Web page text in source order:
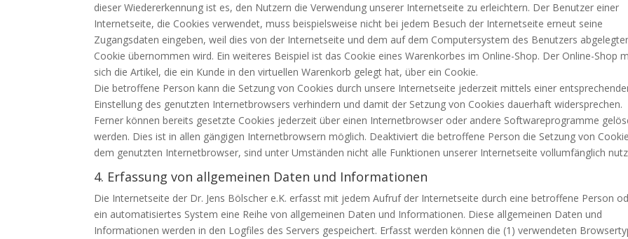
dieser Wiedererkennung ist es, den Nutzern die Verwendung unserer Internetseite zu erleichtern. Der Benutzer einer
Internetseite, die Cookies verwendet, muss beispielsweise nicht bei jedem Besuch der Internetseite erneut seine
Zugangsdaten eingeben, weil dies von der Internetseite und dem auf dem Computersystem des Benutzers
Cookie übernommen wird. Ein weiteres Beispiel ist das Cookie eines Warenkorbes im Online-Shop. Der Online-Shop
sich die Artikel, die ein Kunde in den virtuellen Warenkorb gelegt hat, über ein Cookie.
Die betroffene Person kann die Setzung von Cookies durch unsere Internetseite jederzeit mittels einer
Einstellung des genutzten Internetbrowsers verhindern und damit der Setzung von Cookies dauerhaft widersprechen.
Ferner können bereits gesetzte Cookies jederzeit über einen Internetbrowser oder andere Softwareprogramme
werden. Dies ist in allen gängigen Internetbrowsern möglich. Deaktiviert die betroffene Person die Setzung von
dem genutzten Internetbrowser, sind unter Umständen nicht alle Funktionen unserer Internetseite vollumfänglich
4. Erfassung von allgemeinen Daten und Informationen
Die Internetseite der Dr. Jens Bölscher e.K. erfasst mit jedem Aufruf der Internetseite durch eine betroffene Person
ein automatisiertes System eine Reihe von allgemeinen Daten und Informationen. Diese allgemeinen Daten und
Informationen werden in den Logfiles des Servers gespeichert. Erfasst werden können die (1) verwendeten